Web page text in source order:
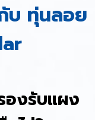
บ ทุ่นลอย
องรับแผง